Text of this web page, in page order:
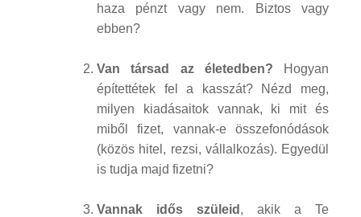
haza pénzt vagy nem. Biztos vagy
ebben?
Van társad az életedben? Hogyan
építettétek fel a kasszát? Nézd meg,
milyen kiadásaitok vannak, ki mit és
miből fizet, vannak-e összefonódások
(közös hitel, rezsi, vállalkozás). Egyedül
is tudja majd fizetni?
Vannak idős szüleid , akik a Te